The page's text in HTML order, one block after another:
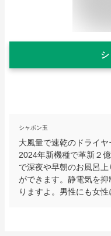
シャボン玉
大風量で速乾のドライ
2024年新機種で革新２
で深夜や早朝のお風呂
ができます。静電気を
りますよ。男性にも女